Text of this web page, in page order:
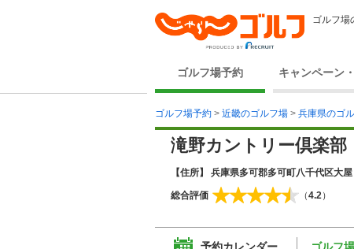
ゴルフ場
ゴルフ場予約 キャンペーン
ゴルフ場予約 > 近畿のゴルフ場 > 兵庫県のゴ
滝野カントリー倶楽
【住所】 兵庫県多可郡多可町八千代区大屋
総合評価 （4.2）